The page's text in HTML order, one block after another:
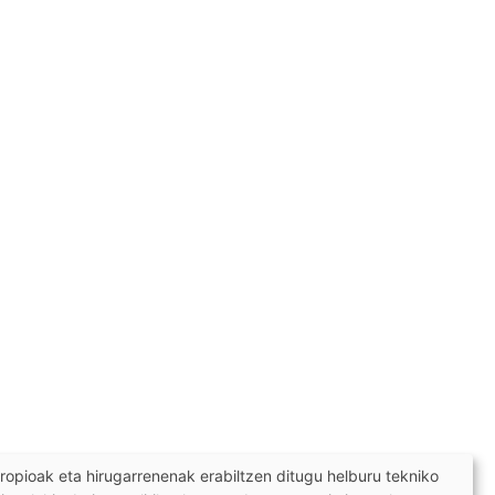
eta hirugarrenenak erabiltzen ditugu helburu tekniko